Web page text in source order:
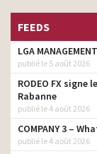
FEEDS
LGA
publié le 5 août 2026
RODEO FX
Rabanne
publié le 4 août 2026
COMPANY 3 –
publié le 4 août 2026